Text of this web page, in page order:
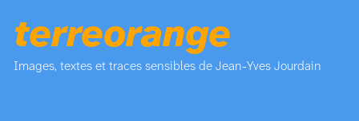
terreorange
Images, textes et traces sensibles de Jean-Yves Jourdain